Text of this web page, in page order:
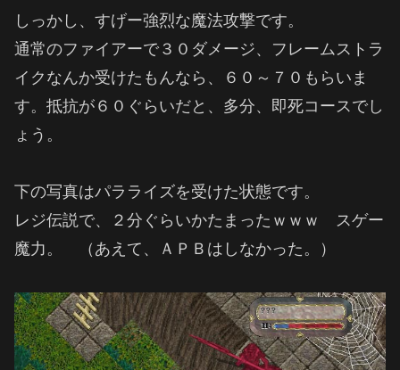
しっかし、すげー強烈な魔法攻撃です。
通常のファイアーで３０ダメージ、フレームストラ
イクなんか受けたもんなら、６０～７０もらいま
す。抵抗が６０ぐらいだと、多分、即死コースでし
ょう。
下の写真はパラライズを受けた状態です。
レジ伝説で、２分ぐらいかたまったｗｗｗ スゲー
魔力。 （あえて、ＡＰＢはしなかった。）